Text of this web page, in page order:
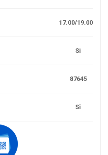
17.00/19.00
Si
87645
Si